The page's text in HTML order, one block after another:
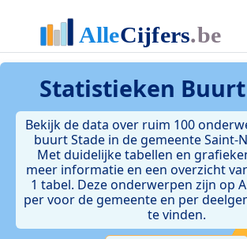
Statistieken
Bekijk de data over ruim 100
buurt Stade in de gemeente Saint-
Met duidelijke tabellen en
meer informatie en een overzicht
1 tabel. Deze onderwerpen zijn op
per voor de gemeente en per
te vinden.